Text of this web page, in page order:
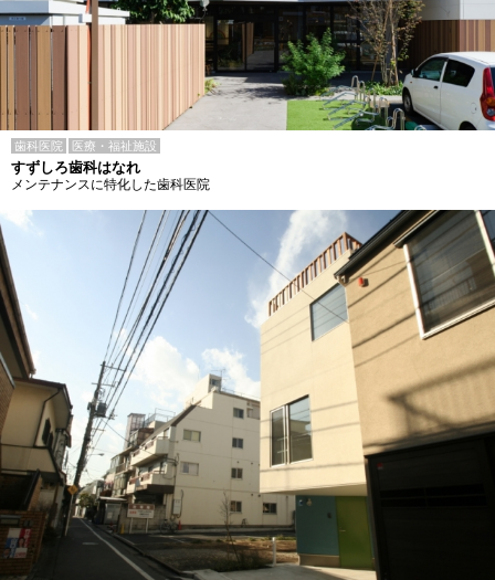
歯科医院 医療・福祉施設
すずしろ歯科はなれ
メンテナンスに特化した歯科医院